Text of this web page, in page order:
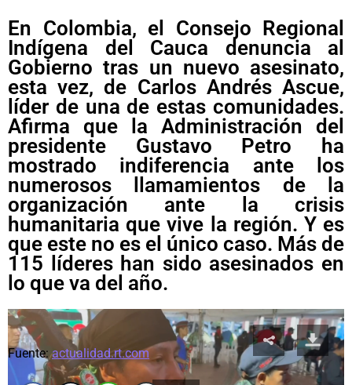
En Colombia, el Consejo Regional
Indígena del Cauca denuncia al
Gobierno tras un nuevo asesinato,
esta vez, de Carlos Andrés Ascue,
líder de una de estas comunidades.
Afirma que la Administración del
presidente Gustavo Petro ha
mostrado indiferencia ante los
numerosos llamamientos de la
organización ante la crisis
humanitaria que vive la región. Y es
que este no es el único caso. Más de
115 líderes han sido asesinados en
lo que va del año.
Fuente:actualidad.rt.com